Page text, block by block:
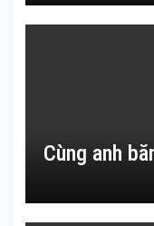
Cùng anh